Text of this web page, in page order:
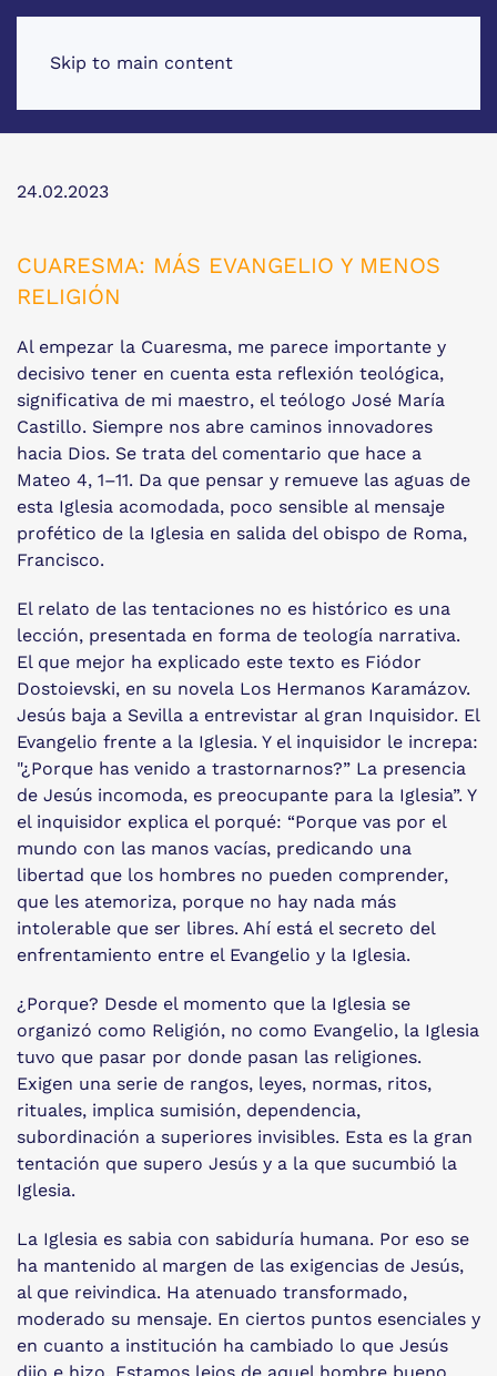
Skip to main content
24.02.2023
CUARESMA: MÁS EVANGELIO Y MENOS
RELIGIÓN
Al empezar la Cuaresma, me parece importante y
decisivo tener en cuenta esta reflexión teológica,
significativa de mi maestro, el teólogo José María
Castillo. Siempre nos abre caminos innovadores
hacia Dios. Se trata del comentario que hace a
Mateo 4, 1–11. Da que pensar y remueve las aguas de
esta Iglesia acomodada, poco sensible al mensaje
profético de la Iglesia en salida del obispo de Roma,
Francisco.
El relato de las tentaciones no es histórico es una
lección, presentada en forma de teología narrativa.
El que mejor ha explicado este texto es Fiódor
Dostoievski, en su novela Los Hermanos Karamázov.
Jesús baja a Sevilla a entrevistar al gran Inquisidor. El
Evangelio frente a la Iglesia. Y el inquisidor le increpa:
"¿Porque has venido a trastornarnos?” La presencia
de Jesús incomoda, es preocupante para la Iglesia”. Y
el inquisidor explica el porqué: “Porque vas por el
mundo con las manos vacías, predicando una
libertad que los hombres no pueden comprender,
que les atemoriza, porque no hay nada más
intolerable que ser libres. Ahí está el secreto del
enfrentamiento entre el Evangelio y la Iglesia.
¿Porque? Desde el momento que la Iglesia se
organizó como Religión, no como Evangelio, la Iglesia
tuvo que pasar por donde pasan las religiones.
Exigen una serie de rangos, leyes, normas, ritos,
rituales, implica sumisión, dependencia,
subordinación a superiores invisibles. Esta es la gran
tentación que supero Jesús y a la que sucumbió la
Iglesia.
La Iglesia es sabia con sabiduría humana. Por eso se
ha mantenido al margen de las exigencias de Jesús,
al que reivindica. Ha atenuado transformado,
moderado su mensaje. En ciertos puntos esenciales y
en cuanto a institución ha cambiado lo que Jesús